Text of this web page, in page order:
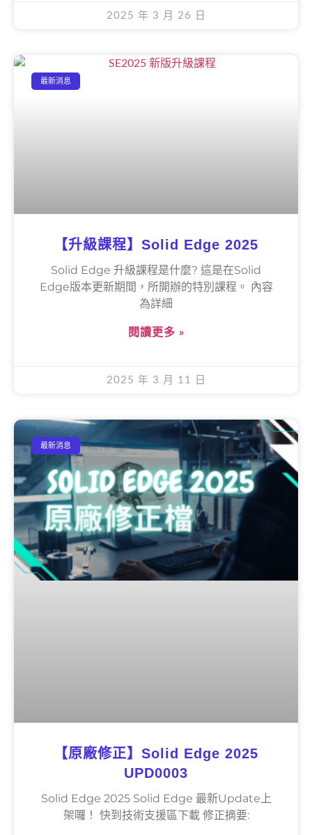
2025 年 3 月 26 日
最新消息
【升級課程】Solid Edge 2025
Solid Edge 升級課程是什麼? 這是在Solid
Edge版本更新期間，所開辦的特別課程。 內容
為詳細
閱讀更多 »
2025 年 3 月 11 日
最新消息
【原廠修正】Solid Edge 2025
UPD0003
Solid Edge 2025 Solid Edge 最新Update上
架囉！ 快到技術支援區下載 修正摘要: